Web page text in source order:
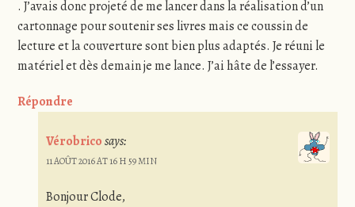
. J’avais donc projeté de me lancer dans la réalisation d’un
cartonnage pour soutenir ses livres mais ce coussin de
lecture et la couverture sont bien plus adaptés. Je réuni le
matériel et dès demain je me lance. J’ai hâte de l’essayer.
Répondre
Vérobricosays:
11 AOÛT 2016 AT 16 H 59 MIN
Bonjour Clode,